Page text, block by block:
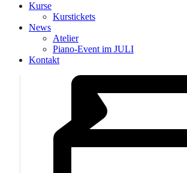
Kurse
Kurstickets
News
Atelier
Piano-Event im JULI
Kontakt